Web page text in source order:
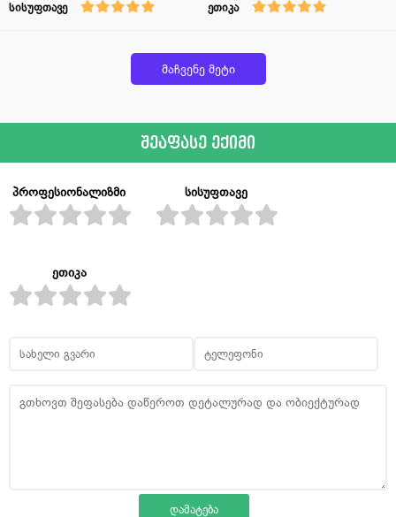
სისუფთავე ეთიკა
მაჩვენე მეტი
შეაფასე ექიმი
პროფესიონალიზმი სისუფთავე
ეთიკა